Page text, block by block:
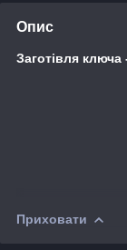
Опис
Заготівля ключа
Приховати